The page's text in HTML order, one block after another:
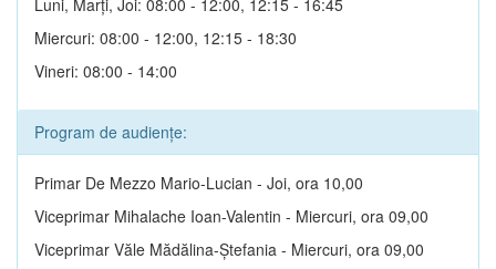
Miercuri: 08:00 - 12:00, 12:15 - 18:30
Vineri: 08:00 - 14:00
Program de audiențe:
Primar De Mezzo Mario-Lucian - Joi, ora 10,00
Viceprimar Mihalache Ioan-Valentin - Miercuri, ora 09,00
Viceprimar Văle Mădălina-Ștefania - Miercuri, ora 09,00